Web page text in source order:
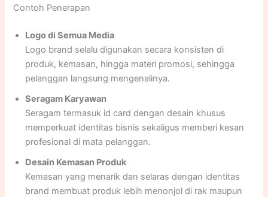
Contoh Penerapan
Logo di Semua Media
Logo brand selalu digunakan secara konsisten di
produk, kemasan, hingga materi promosi, sehingga
pelanggan langsung mengenalinya.
Seragam Karyawan
Seragam termasuk id card dengan desain khusus
memperkuat identitas bisnis sekaligus memberi kesan
profesional di mata pelanggan.
Desain Kemasan Produk
Kemasan yang menarik dan selaras dengan identitas
brand membuat produk lebih menonjol di rak maupun